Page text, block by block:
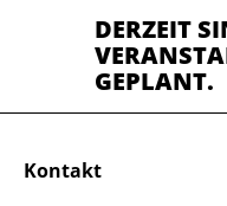
DERZEIT
GEPLANT.
Kontakt